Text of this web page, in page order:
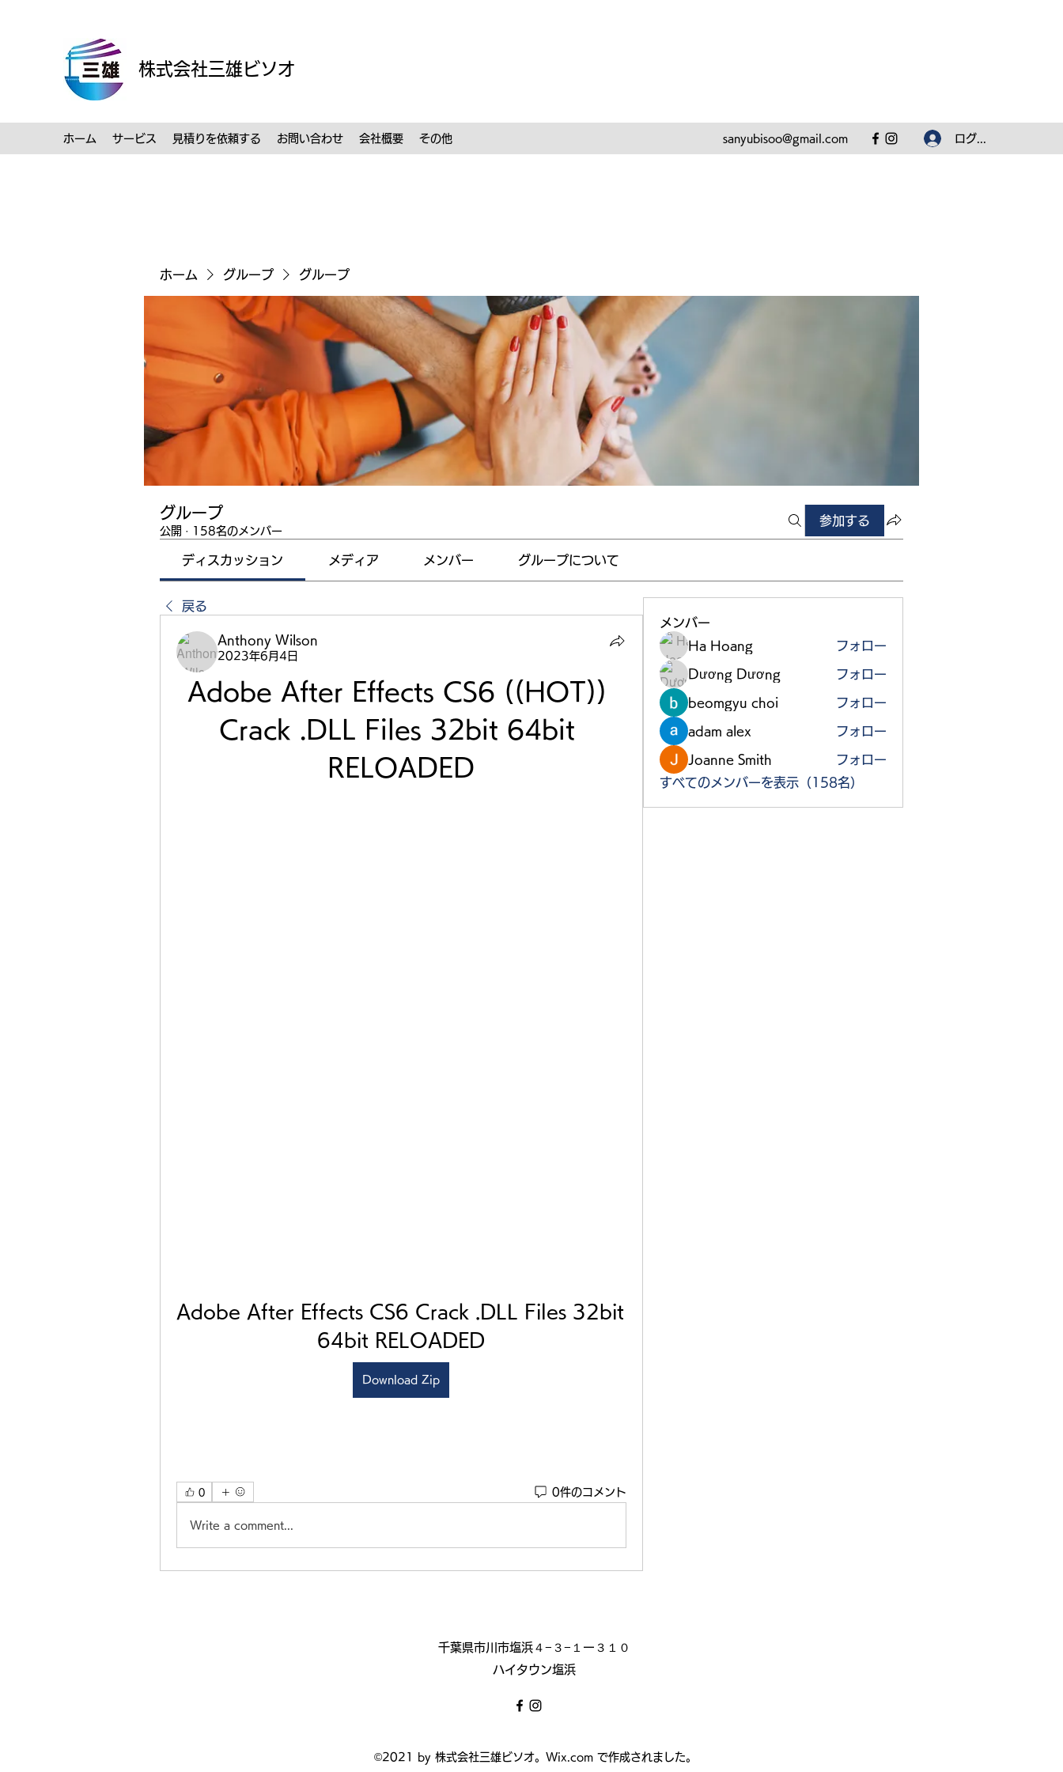
株式会社三雄ビソオ
ホーム サービス 見積りを依頼する お問い合わせ 会社概要 その他 sanyubisoo@gmail.com ログイン
ホーム グループ グループ
グループ
公開 · 158名のメンバー
参加する
ディスカッション メディア メンバー グループについて
戻る
Anthony Wilson
2023年6月4日
Adobe After Effects CS6 ((HOT))
Crack .DLL Files 32bit 64bit
RELOADED
Adobe After Effects CS6 Crack .DLL Files 32bit
64bit RELOADED
Download Zip
0 0件のコメント
Write a comment...
メンバー
Ha Hoang
フォロー
Dương Dương フォロー
beomgyu choi フォロー
adam alex フォロー
Joanne Smith
フォロー
すべてのメンバーを表示（158名）
千葉県市川市塩浜４−３−１ー３１０
ハイタウン塩浜
©2021 by 株式会社三雄ビソオ。Wix.com で作成されました。